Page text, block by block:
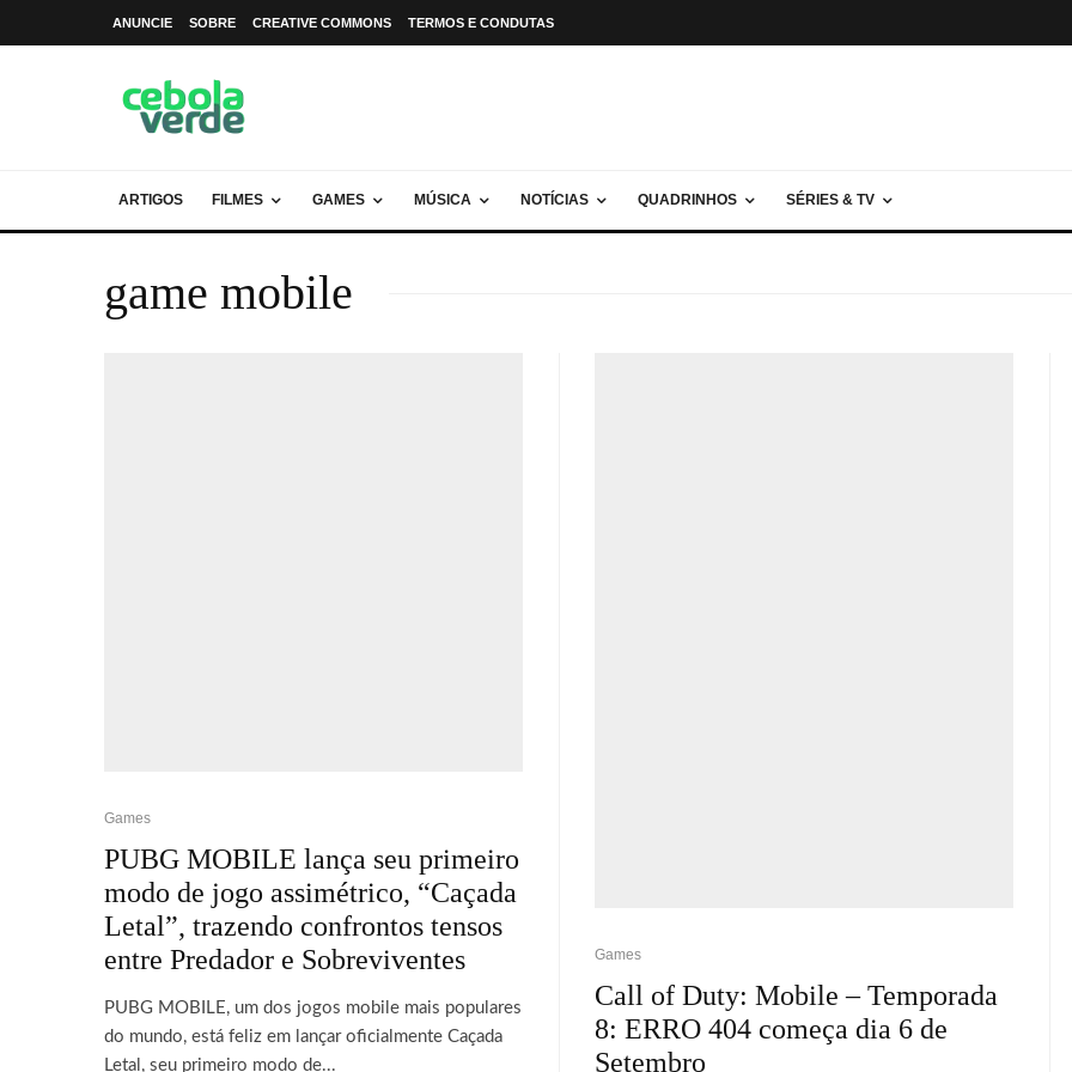
ANUNCIE SOBRE CREATIVE COMMONS TERMOS E CONDUTAS
ARTIGOS FILMES GAMES MÚSICA NOTÍCIAS QUADRINHOS SÉRIES & TV
game mobile
Games
PUBG MOBILE lança seu primeiro
modo de jogo assimétrico, “Caçada
Letal”, trazendo confrontos tensos
entre Predador e Sobreviventes
PUBG MOBILE, um dos jogos mobile mais populares
do mundo, está feliz em lançar oficialmente Caçada
Letal, seu primeiro modo de...
Games
Call of Duty: Mobile – Temporada
8: ERRO 404 começa dia 6 de
Setembro